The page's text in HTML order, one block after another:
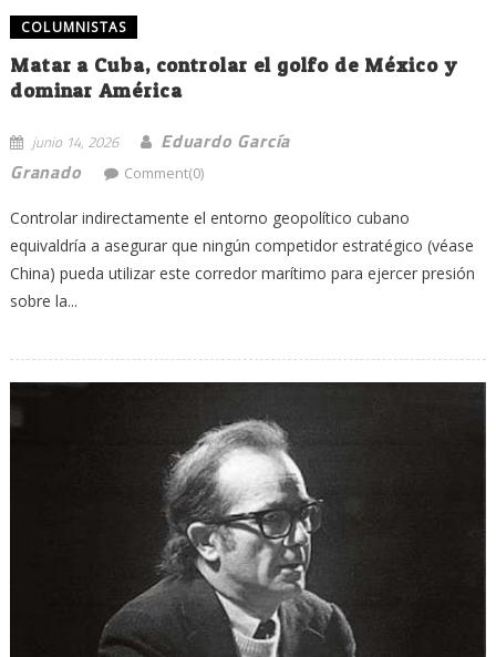
COLUMNISTAS
Matar a Cuba, controlar el golfo de México y
dominar América
junio 14, 2026
Eduardo García
Granado
Comment(0)
Controlar indirectamente el entorno geopolítico cubano
equivaldría a asegurar que ningún competidor estratégico (véase
China) pueda utilizar este corredor marítimo para ejercer presión
sobre la...